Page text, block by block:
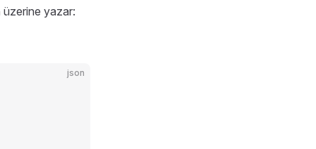
üzerine yazar:
json